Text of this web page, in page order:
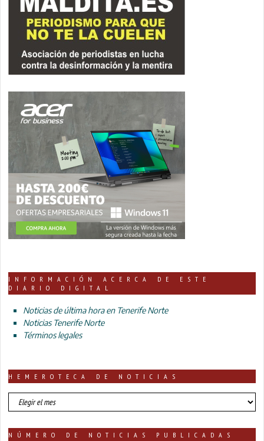
INFORMACIÓN ACERCA DE ESTE
DIARIO DIGITAL
Noticias de última hora en Tenerife Norte
Noticias Tenerife Norte
Términos legales
HEMEROTECA DE NOTICIAS
HEMEROTECA
DE
NÚMERO DE NOTICIAS PUBLICADAS